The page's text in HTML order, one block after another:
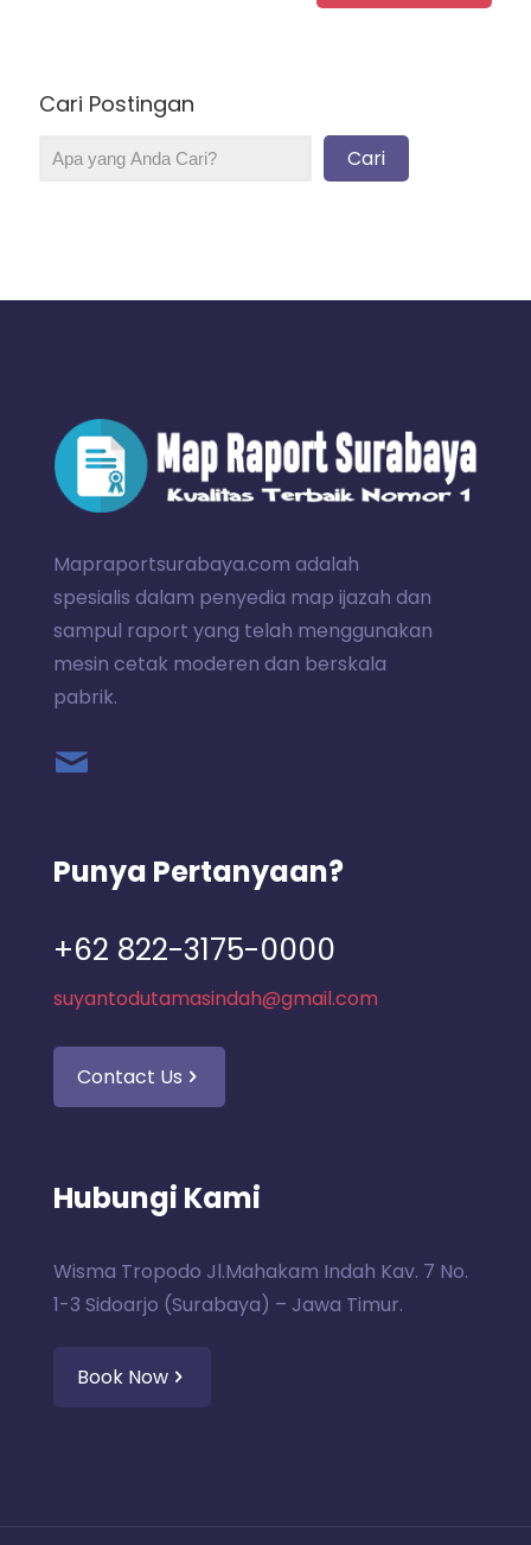
Cari Postingan
Cari
Mapraportsurabaya.com adalah
spesialis dalam penyedia map ijazah dan
sampul raport yang telah menggunakan
mesin cetak moderen dan berskala
pabrik.
Punya Pertanyaan?
+62 822-3175-0000
suyantodutamasindah@gmail.com
Contact Us
Hubungi Kami
Wisma Tropodo Jl.Mahakam Indah Kav. 7 No.
1-3 Sidoarjo (Surabaya) – Jawa Timur.
Book Now